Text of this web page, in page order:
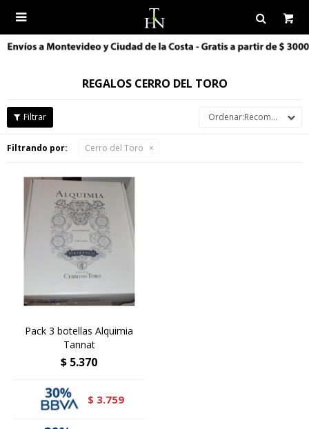

REGALOS CERRO DEL TORO
Recomendados
Filtrando por: Cerro del Toro
Pack 3 botellas Alquimia
Tannat
$ 5.370
$ 3.759